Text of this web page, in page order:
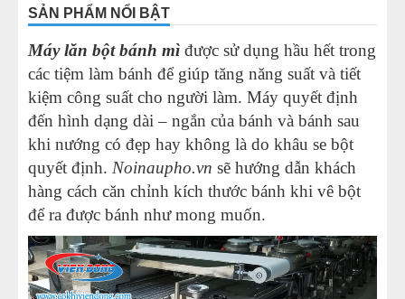
9-Tủ trưng bày bánh kem mini
10-Máy hàn túi ni lông F700
SẢN PHẨM NỔI BẬT
Máy lăn bột bánh mì được sử dụng hầu hết trong
các tiệm làm bánh để giúp tăng năng suất và tiết
kiệm công suất cho người làm. Máy quyết định
đến hình dạng dài – ngắn của bánh và bánh sau
khi nướng có đẹp hay không là do khâu se bột
quyết định. Noinaupho.vn sẽ hướng dẫn khách
hàng cách căn chỉnh kích thước bánh khi vê bột
để ra được bánh như mong muốn.